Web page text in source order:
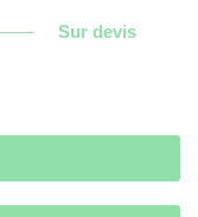
Sur devis